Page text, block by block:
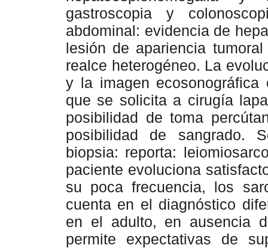
gastroscopia y
abdominal: evidencia de
lesión de apariencia
realce heterogéneo. La
y la imagen
que se solicita a cirugía
posibilidad de toma
posibilidad de sangrado.
biopsia: reporta:
paciente evoluciona
su poca frecuencia, los
cuenta en el diagnóstico
en el adulto, en ausencia
permite expectativas de